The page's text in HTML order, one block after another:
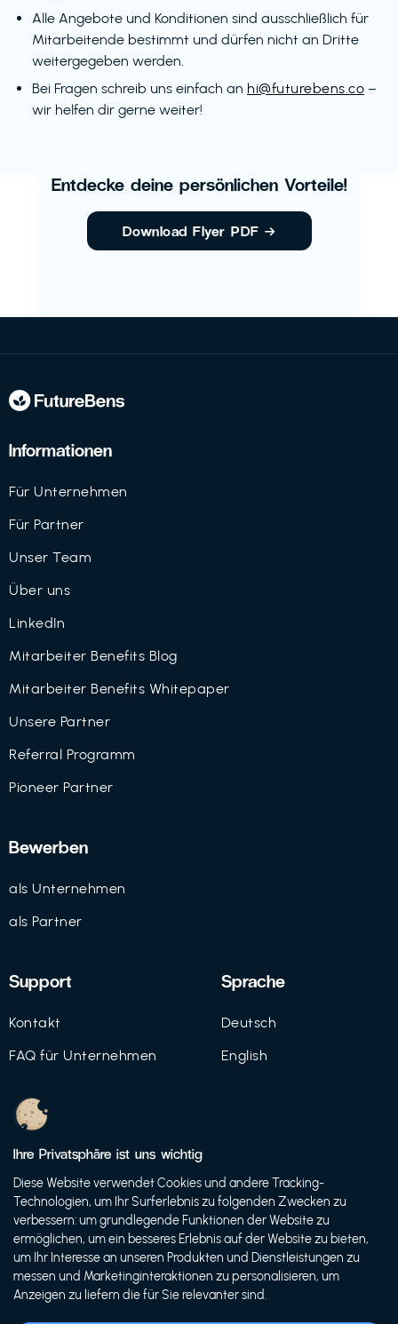
Alle Angebote und Konditionen sind ausschließlich für
Mitarbeitende bestimmt und dürfen nicht an Dritte
weitergegeben werden.
Bei Fragen schreib uns einfach an hi@futurebens.co –
wir helfen dir gerne weiter!
Entdecke deine persönlichen Vorteile!
Download Flyer PDF →
Informationen
Für Unternehmen
Für Partner
Unser Team
Über uns
LinkedIn
Mitarbeiter Benefits Blog
Mitarbeiter Benefits Whitepaper
Unsere Partner
Referral Programm
Pioneer Partner
Bewerben
als Unternehmen
als Partner
Support
Kontakt
FAQ für Unternehmen
Datenschutz
Nutzungsbedingungen
Sprache
Deutsch
English
© 2021 FutureBens GmbH
Ihre Privatsphäre ist uns wichtig
Diese Website verwendet Cookies und andere Tracking-
Technologien, um Ihr Surferlebnis zu folgenden Zwecken zu
verbessern: um grundlegende Funktionen der Website zu
ermöglichen, um ein besseres Erlebnis auf der Website zu bieten,
um Ihr Interesse an unseren Produkten und Dienstleistungen zu
messen und Marketinginteraktionen zu personalisieren, um
Anzeigen zu liefern die für Sie relevanter sind.